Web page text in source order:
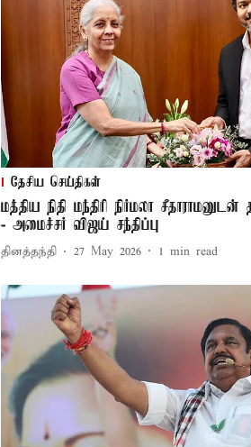
தேசிய செய்திகள்
மத்திய நிதி மந்திரி நிர்மலா சீதாராமனுடன்
- அமைச்சர் விஜய் சந்திப்பு
தினத்தந்தி 27 May 2026 1 min read